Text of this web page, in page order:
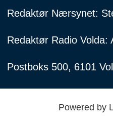
Redaktør Nærsynet:
Redaktør Radio Volda:
Postboks 500, 6101
Powered by